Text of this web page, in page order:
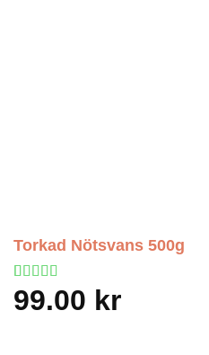
Torkad Nötsvans 500g
Betygsatt
4av 5
1
99.00 kr